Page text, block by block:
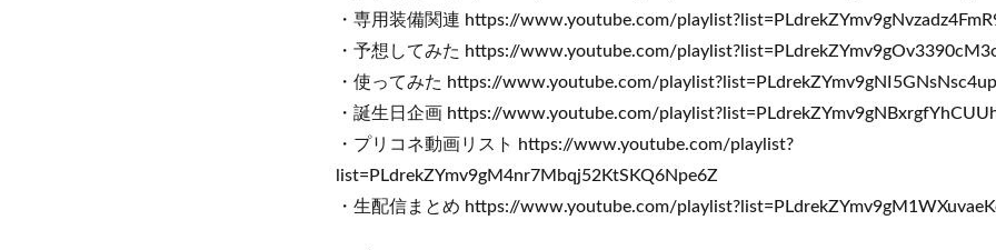
・専用装備関連 https://www.youtube.com/
・予想してみた https://www.youtube.com/
・使ってみた https://www.youtube.com/
・誕生日企画 https://www.youtube.com/
・プリコネ動画リスト https://www.youtube.com/playlist?
list=PLdrekZYmv9gM4nr7Mbqj52KtSKQ6Npe6Z
・生配信まとめ https://www.youtube.com/